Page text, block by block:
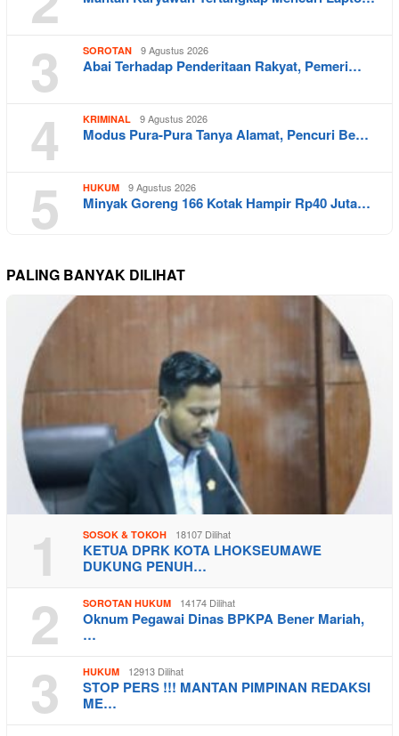
3 SOROTAN 9 Agustus 2026
Abai Terhadap Penderitaan Rakyat, Pemeri…
4 KRIMINAL 9 Agustus 2026
Modus Pura-Pura Tanya Alamat, Pencuri Be…
5 HUKUM 9 Agustus 2026
Minyak Goreng 166 Kotak Hampir Rp40 Juta…
PALING BANYAK DILIHAT
1 SOSOK & TOKOH 18107 Dilihat
KETUA DPRK KOTA LHOKSEUMAWE
DUKUNG PENUH…
2 SOROTAN HUKUM 14174 Dilihat
Oknum Pegawai Dinas BPKPA Bener Mariah,
…
3 HUKUM 12913 Dilihat
STOP PERS !!! MANTAN PIMPINAN REDAKSI
ME…